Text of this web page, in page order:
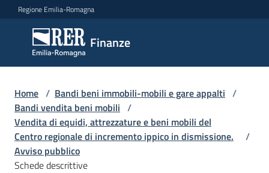
Vai al contenuto
Vai alla navigazione
Vai al footer
Regione Emilia-Romagna
Finanze
Finanze
Argomenti
Novità
Home / Bandi beni immobili-mobili e gare appalti /
Bandi vendita beni mobili /
Vendita di equidi, attrezzature e beni mobili del
Centro regionale di incremento ippico in dismissione.
Avviso pubblico
/
Schede descrittive